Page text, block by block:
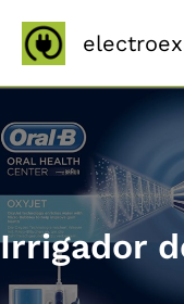
contenido
Irrigador